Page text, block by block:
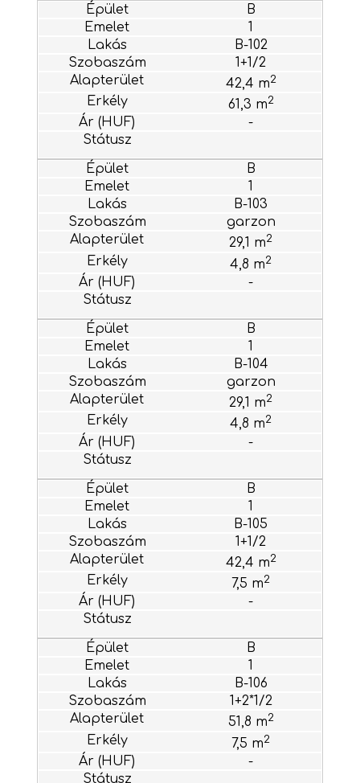
B
1
B-102
1+1/2
42,4 m2
61,3 m2
-
B
1
B-103
garzon
29,1 m2
4,8 m2
-
B
1
B-104
garzon
29,1 m2
4,8 m2
-
B
1
B-105
1+1/2
42,4 m2
7,5 m2
-
B
1
B-106
1+2*1/2
51,8 m2
7,5 m2
-